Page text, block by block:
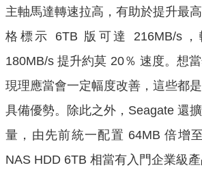
主軸馬達轉速拉高，有助於提升最
格標示 6TB 版可達 216MB/s
180MB/s 提升約莫 20％ 速度。想
現理應當會一定幅度改善，這些都
具備優勢。除此之外，Seagate 還
量，由先前統一配置 64MB 倍增
NAS HDD 6TB 相當有入門企業級產